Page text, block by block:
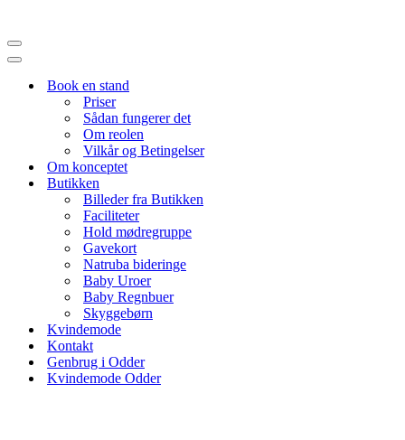
Navigation
menu
Navigation
Book en stand
Priser
Sådan fungerer det
Om reolen
Vilkår og Betingelser
Om konceptet
Butikken
Billeder fra Butikken
Faciliteter
Hold mødregruppe
Gavekort
Natruba bideringe
Baby Uroer
Baby Regnbuer
Skyggebørn
Kvindemode
Kontakt
Genbrug i Odder
Kvindemode Odder